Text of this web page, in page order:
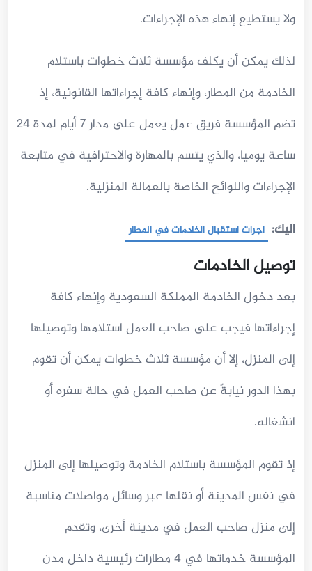
ولا يستطيع إنهاء هذه الإجراءات.
لذلك يمكن أن يكلف مؤسسة ثلاث خطوات باستلام
الخادمة من المطار، وإنهاء كافة إجراءاتها القانونية، إذ
تضم المؤسسة فريق عمل يعمل على مدار 7 أيام لمدة 24
ساعة يوميا، والذي يتسم بالمهارة والاحترافية في متابعة
الإجراءات واللوائح الخاصة بالعمالة المنزلية.
اليك: اجرات استقبال الخادمات في المطار
توصيل الخادمات
بعد دخول الخادمة المملكة السعودية وإنهاء كافة
إجراءاتها فيجب على صاحب العمل استلامها وتوصيلها
إلى المنزل، إلا أن مؤسسة ثلاث خطوات يمكن أن تقوم
بهذا الدور نيابةً عن صاحب العمل في حالة سفره أو
انشغاله.
إذ تقوم المؤسسة باستلام الخادمة وتوصيلها إلى المنزل
في نفس المدينة أو نقلها عبر وسائل مواصلات مناسبة
إلى منزل صاحب العمل في مدينة أخرى، وتقدم
المؤسسة خدماتها في 4 مطارات رئيسية داخل مدن